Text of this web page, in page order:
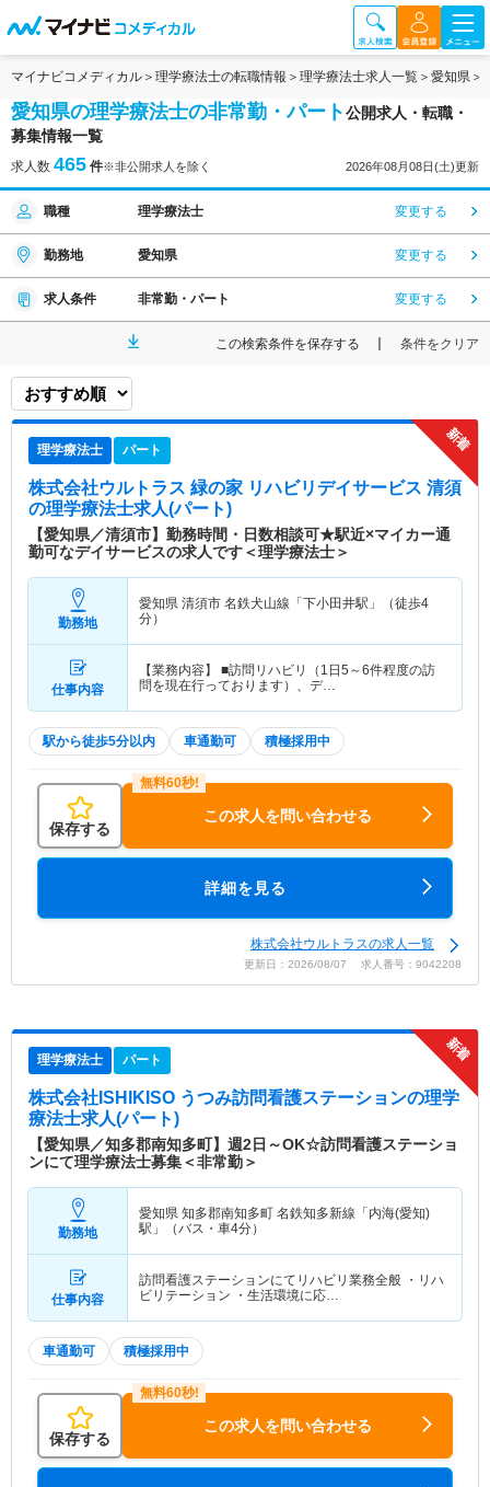
マイナビコメディカル 理学療法士の転職情報 理学療法士求人一覧 愛知県
愛知県の理学療法士の非常勤・パート公開求人・転職・
募集情報一覧
求人数 465 件※非公開求人を除く 2026年08月08日(土)更新
職種 理学療法士 変更する
勤務地 愛知県 変更する
求人条件 非常勤・パート 変更する
この検索条件を保存する 条件をクリア
理学療法士 パート
株式会社ウルトラス 緑の家 リハビリデイサービス 清須
の理学療法士求人(パート)
【愛知県／清須市】勤務時間・日数相談可★駅近×マイカー通
勤可なデイサービスの求人です＜理学療法士＞
勤務地
愛知県 清須市 名鉄犬山線「下小田井駅」（徒歩4
分）
仕事内容
【業務内容】 ■訪問リハビリ（1日5～6件程度の訪
問を現在行っております）、デ…
駅から徒歩5分以内 車通勤可 積極採用中
保存する
この求人を問い合わせる
詳細を見る
株式会社ウルトラスの求人一覧
更新日：2026/08/07 求人番号：9042208
理学療法士 パート
株式会社ISHIKISO うつみ訪問看護ステーションの理学
療法士求人(パート)
【愛知県／知多郡南知多町】週2日～OK☆訪問看護ステーショ
ンにて理学療法士募集＜非常勤＞
勤務地
愛知県 知多郡南知多町 名鉄知多新線「内海(愛知)
駅」（バス・車4分）
仕事内容
訪問看護ステーションにてリハビリ業務全般 ・リハ
ビリテーション ・生活環境に応…
車通勤可 積極採用中
保存する
この求人を問い合わせる